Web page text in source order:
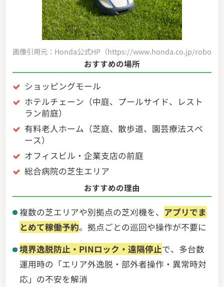
画像引用元：Honda公式HP（https://www.honda.co.jp/robot-
おすすめの場所
ショッピングモール
ホテルチェーン（中庭、プールサイド、レスト
ラン前庭）
有料老人ホーム（芝庭、散歩道、園芸療法スペ
ース）
オフィスビル・企業支店の前庭
総合病院の芝生エリア
おすすめの理由
複数の芝エリアや別拠点の芝刈機を、 アプリでま
とめて稼働予約。拠点ごとの巡回や操作が不要に
境界逸脱防止・PINロック・遠隔停止で、多台数
運用時の「エリア外逸脱・部外者操作・異常時対
応」の不安を解消